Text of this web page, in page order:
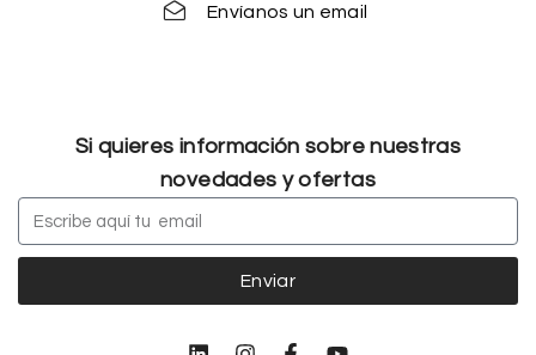
Envíanos un email
Si quieres información sobre nuestras
novedades y ofertas
Enviar